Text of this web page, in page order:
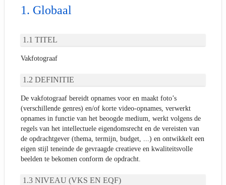
Globaal
TITEL
Vakfotograaf
DEFINITIE
De vakfotograaf bereidt opnames voor en maakt foto’s
(verschillende genres) en/of korte video-opnames, verwerkt
opnames in functie van het beoogde medium, werkt volgens de
regels van het intellectuele eigendomsrecht en de vereisten van
de opdrachtgever (thema, termijn, budget, ...) en ontwikkelt een
eigen stijl teneinde de gevraagde creatieve en kwaliteitsvolle
beelden te bekomen conform de opdracht.
NIVEAU (VKS EN EQF)